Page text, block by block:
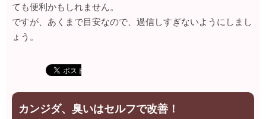
ても便利かもしれません。
ですが、あくまで目安なので、過信しすぎないようにしまし
ょう。
カンジダ、臭いはセルフで改善！